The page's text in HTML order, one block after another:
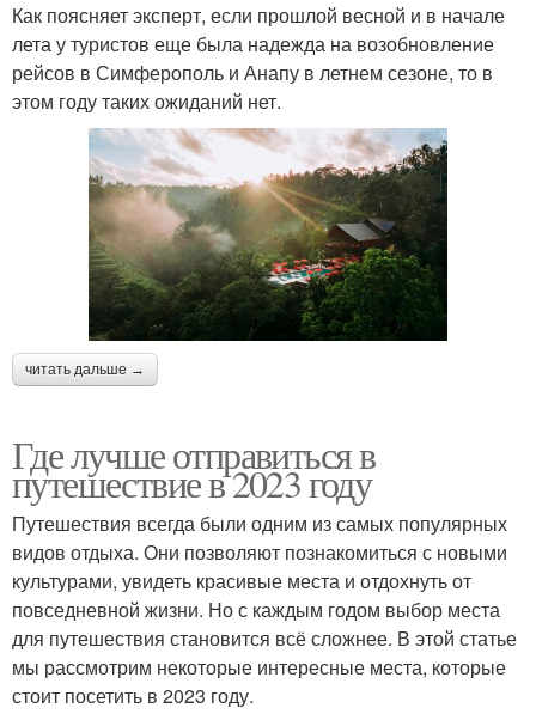
Как поясняет эксперт, если прошлой весной и в начале
лета у туристов еще была надежда на возобновление
рейсов в Симферополь и Анапу в летнем сезоне, то в
этом году таких ожиданий нет.
читать дальше →
Где лучше отправиться в
путешествие в 2023 году
Путешествия всегда были одним из самых популярных
видов отдыха. Они позволяют познакомиться с новыми
культурами, увидеть красивые места и отдохнуть от
повседневной жизни. Но с каждым годом выбор места
для путешествия становится всё сложнее. В этой статье
мы рассмотрим некоторые интересные места, которые
стоит посетить в 2023 году.